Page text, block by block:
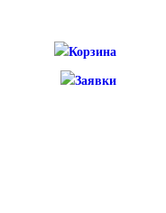
Корзина
Заявки